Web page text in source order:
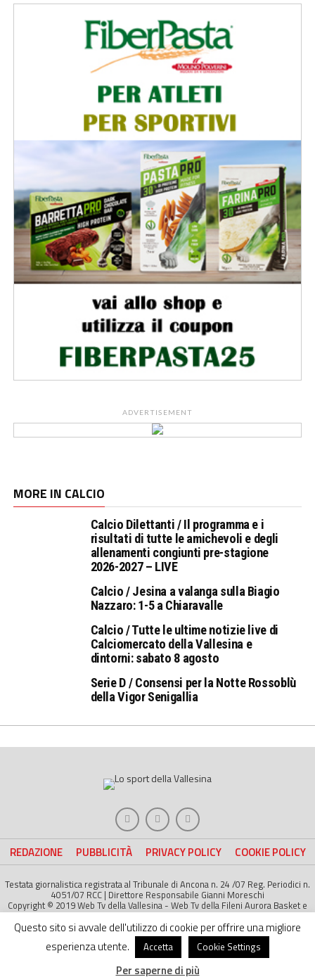
ADVERTISEMENT
MORE IN CALCIO
Calcio Dilettanti / Il programma e i
risultati di tutte le amichevoli e degli
allenamenti congiunti pre-stagione
2026-2027 – LIVE
Calcio / Jesina a valanga sulla Biagio
Nazzaro: 1-5 a Chiaravalle
Calcio / Tutte le ultime notizie live di
Calciomercato della Vallesina e
dintorni: sabato 8 agosto
Serie D / Consensi per la Notte Rossoblù
della Vigor Senigallia
REDAZIONE PUBBLICITÀ PRIVACY POLICY COOKIE POLICY
Testata giornalistica registrata al Tribunale di Ancona n. 24 /07 Reg. Periodici n.
4051/07 RCC | Direttore Responsabile Gianni Moreschi
Copyright © 2019 Web Tv della Vallesina - Web Tv della Fileni Aurora Basket e
della Jesina Calcio. All right Reserved | Project byLife Color
Questo sito si avvale dell'utilizzo di cookie per offrire una migliore
esperienza utente.
Accetta Cookie Settings
Per saperne di più